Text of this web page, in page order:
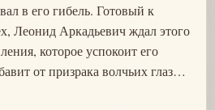
в его гибель. Готовый к
Леонид Аркадьевич ждал этого
которое успокоит его
от призрака волчьих глаз…